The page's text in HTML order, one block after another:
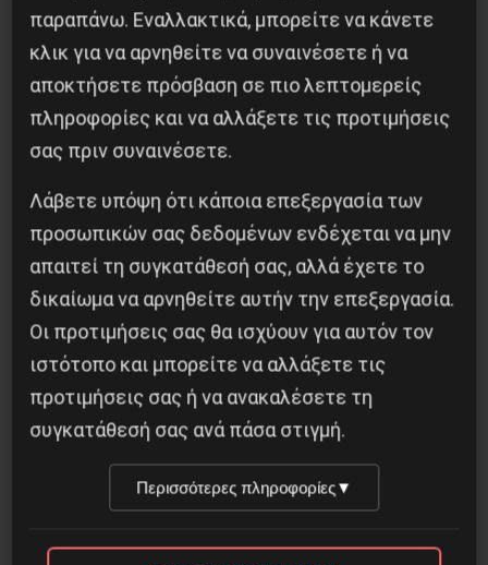
Besa, το νέο πολιτικό μανιφέστο του Ράμα
5 Αυγούστου 2026
παραπάνω. Εναλλακτικά, μπορείτε να κάνετε
κλικ για να αρνηθείτε να συναινέσετε ή να
αποκτήσετε πρόσβαση σε πιο λεπτομερείς
πληροφορίες και να αλλάξετε τις προτιμήσεις
σας πριν συναινέσετε.
Λάβετε υπόψη ότι κάποια επεξεργασία των
προσωπικών σας δεδομένων ενδέχεται να μην
απαιτεί τη συγκατάθεσή σας, αλλά έχετε το
δικαίωμα να αρνηθείτε αυτήν την επεξεργασία.
Οι προτιμήσεις σας θα ισχύουν για αυτόν τον
ιστότοπο και μπορείτε να αλλάξετε τις
προτιμήσεις σας ή να ανακαλέσετε τη
συγκατάθεσή σας ανά πάσα στιγμή.
Περισσότερες πληροφορίες▼